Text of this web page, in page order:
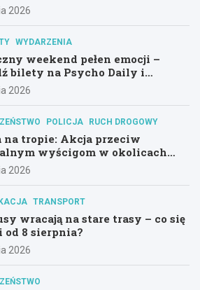
2026
WYDARZENIA
weekend pełen emocji –
bilety na Psycho Daily i
Las!
2026
POLICJA RUCH DROGOWY
na tropie: Akcja przeciw
wyścigom w okolicach
2026
TRANSPORT
wracają na stare trasy – co się
od 8 sierpnia?
2026